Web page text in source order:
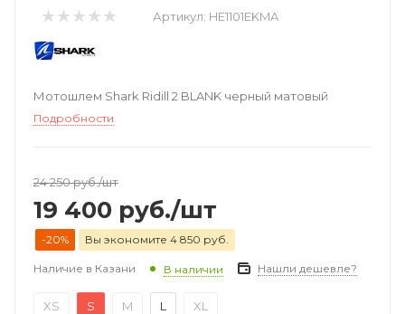
Артикул: HE1101EKMA
Мотошлем Shark Ridill 2 BLANK черный матовый
Подробности
24 250руб./шт
19 400 руб./шт
-20% Вы экономите 4 850 руб.
Наличие в Казани В наличии Нашли дешевле?
XS S M L XL